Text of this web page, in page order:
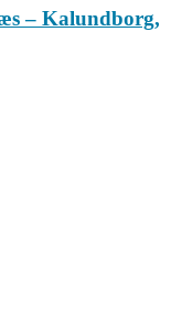
– Kalundborg,